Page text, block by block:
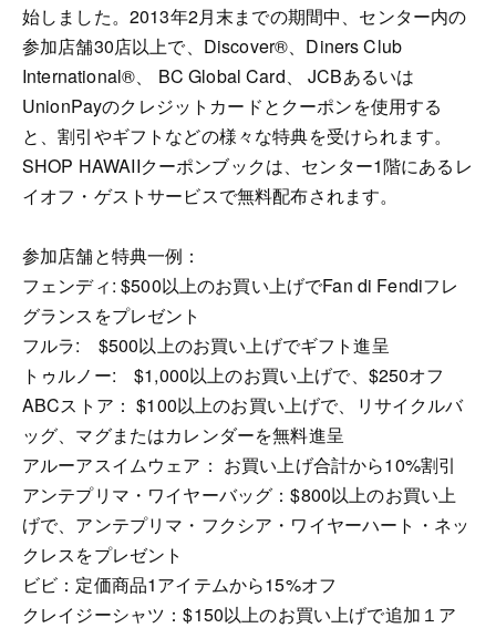
始しました。2013年2月末までの期間中、センター内の
参加店舗30店以上で、Discover®、Diners Club
International®、 BC Global Card、 JCBあるいは
UnionPayのクレジットカードとクーポンを使用する
と、割引やギフトなどの様々な特典を受けられます。
SHOP HAWAIIクーポンブックは、センター1階にあるレ
イオフ・ゲストサービスで無料配布されます。
参加店舗と特典一例：
フェンディ: $500以上のお買い上げでFan di Fendiフレ
グランスをプレゼント
フルラ: $500以上のお買い上げでギフト進呈
トゥルノー: $1,000以上のお買い上げで、$250オフ
ABCストア： $100以上のお買い上げで、リサイクルバ
ッグ、マグまたはカレンダーを無料進呈
アルーアスイムウェア： お買い上げ合計から10%割引
アンテプリマ・ワイヤーバッグ：$800以上のお買い上
げで、アンテプリマ・フクシア・ワイヤーハート・ネッ
クレスをプレゼント
ビビ：定価商品1アイテムから15%オフ
クレイジーシャツ：$150以上のお買い上げで追加１ア